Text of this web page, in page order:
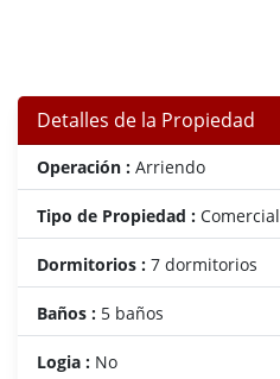
Detalles de la Propiedad
Operación :Arriendo
Tipo de Propiedad :Comercial
Dormitorios :7 dormitorios
Baños :5 baños
Logia :No